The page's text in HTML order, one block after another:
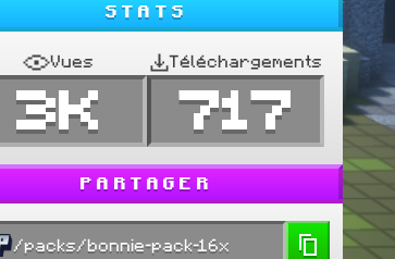
STATS
Vues
3K
Téléchargements
717
PARTAGER
/packs/bonnie-pack-16x